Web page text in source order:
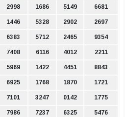
2998 1686 5149 6681
1446 5328 2902 2697
6383 5712 2465 9354
7408 6116 4012 2211
5969 1422 4451 8843
6925 1768 1870 1721
7101 3247 0142 1775
7986 7237 6325 5476